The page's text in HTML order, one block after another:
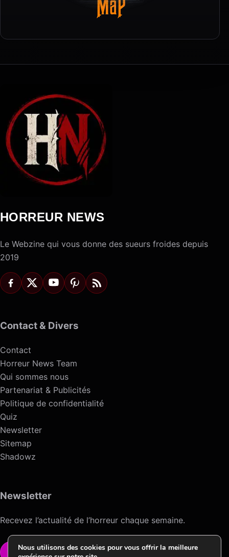
HORREUR NEWS
Le Webzine qui vous donne des sueurs froides depuis
2019
Contact & Divers
Contact
Horreur News Team
Qui sommes nous
Partenariat & Publicités
Politique de confidentialité
Quiz
Newsletter
Sitemap
Shadowz
Newsletter
Recevez l’actualité de l’horreur chaque semaine.
VOIR LA NEWSLETTER
Nous utilisons des cookies pour vous offrir la meilleure